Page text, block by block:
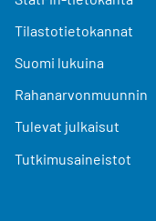
Tilastotietokannat
Suomi lukuina
Rahanarvonmuunnin
Tulevat julkaisut
Tutkimusaineistot